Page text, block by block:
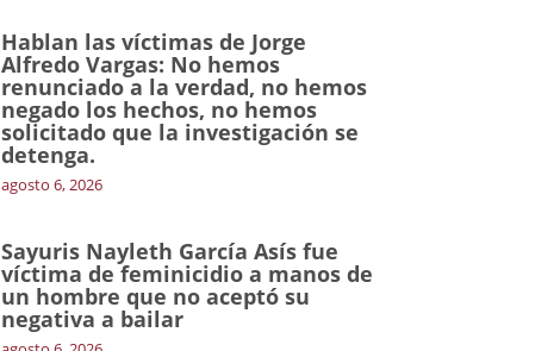
Hablan las víctimas de Jorge
Alfredo Vargas: No hemos
renunciado a la verdad, no hemos
negado los hechos, no hemos
solicitado que la investigación se
detenga.
agosto 6, 2026
Sayuris Nayleth García Asís fue
víctima de feminicidio a manos de
un hombre que no aceptó su
negativa a bailar